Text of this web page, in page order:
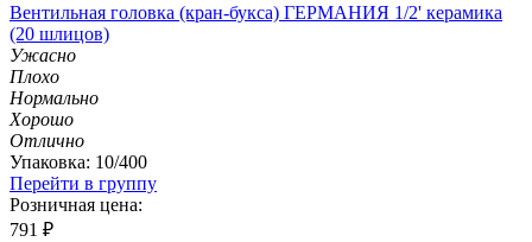
Вентильная головка (кран-букса) ГЕРМАНИЯ 1/2' керамика
(20 шлицов)
Ужасно
Плохо
Нормально
Хорошо
Отлично
Упаковка: 10/400
Перейти в группу
Розничная цена:
791 ₽